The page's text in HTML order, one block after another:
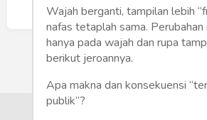
Humaniora
Sketsa
Tekno
Gaya
Buat Akun Baru
Wajah berganti, tampilan lebih
nafas tetaplah sama. Perubahan
hanya pada wajah dan rupa
berikut jeroannya.
Apa makna dan konsekuensi
publik”?